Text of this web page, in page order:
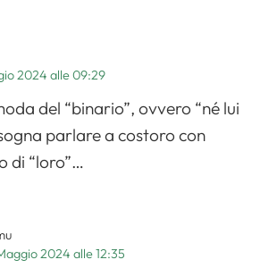
2024 alle 09:29
del “binario”, ovvero “né lui
parlare a costoro con
di “loro”…
2024 alle 12:35